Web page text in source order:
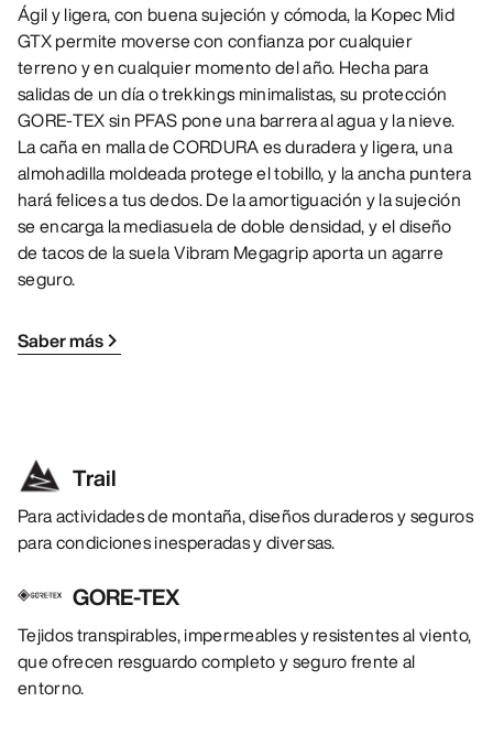
Ágil y ligera, con buena sujeción y cómoda, la Kopec Mid
GTX permite moverse con confianza por cualquier
terreno y en cualquier momento del año. Hecha para
salidas de un día o trekkings minimalistas, su protección
GORE-TEX sin PFAS pone una barrera al agua y la nieve.
La caña en malla de CORDURA es duradera y ligera, una
almohadilla moldeada protege el tobillo, y la ancha puntera
hará felices a tus dedos. De la amortiguación y la sujeción
se encarga la mediasuela de doble densidad, y el diseño
de tacos de la suela Vibram Megagrip aporta un agarre
seguro.
Saber más
Trail
Para actividades de montaña, diseños duraderos y seguros
para condiciones inesperadas y diversas.
GORE-TEX
Tejidos transpirables, impermeables y resistentes al viento,
que ofrecen resguardo completo y seguro frente al
entorno.